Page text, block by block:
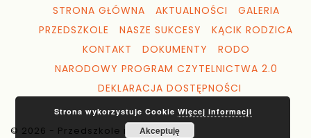
STRONA GŁÓWNA AKTUALNOŚCI
GALERIA
PRZEDSZKOLE
NASZE SUKCESY
KĄCIK RODZICA
KONTAKT
DOKUMENTY
RODO
NARODOWY PROGRAM CZYTELNICTWA 2.0
DEKLARACJA DOSTĘPNOŚCI
© 2026 - Przedszkole nr 1 Tuchola
Strona wykorzystuje Cookie Więcej informacji
Akceptuję